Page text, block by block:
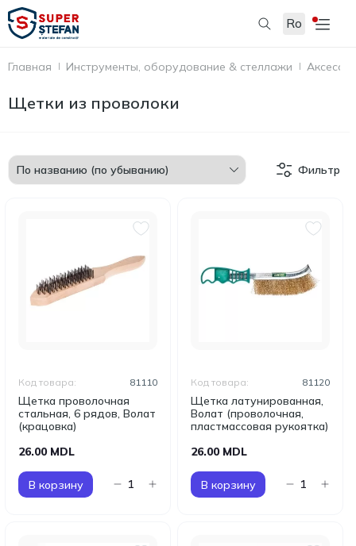
Ro
Главная Инструменты, оборудование & стеллажи
Щетки из проволоки
Фильтр
Щетка проволочная
стальная, 6 рядов, Волат
(крацовка)
Код товара: 81110
26.00 MDL
В корзину
Щетка латунированная,
Волат (проволочная,
пластмассовая рукоятка)
Код товара: 81120
26.00 MDL
В корзину